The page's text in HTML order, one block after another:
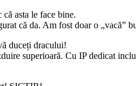
asta le face bine.
că da. Am fost doar o „vacă”
duceți dracului!
superioară. Cu IP dedicat